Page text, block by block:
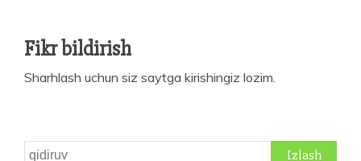
Fikr bildirish
Sharhlash uchun siz saytga kirishingiz lozim.
Qidirshish: